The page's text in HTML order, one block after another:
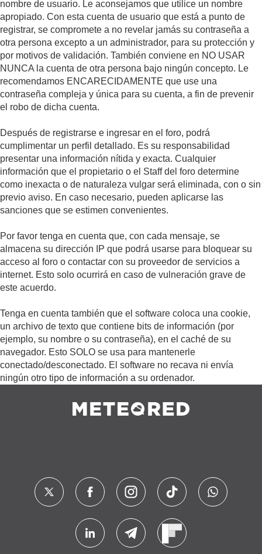
nombre de usuario. Le aconsejamos que utilice un nombre
apropiado. Con esta cuenta de usuario que está a punto de
registrar, se compromete a no revelar jamás su contraseña a
otra persona excepto a un administrador, para su protección y
por motivos de validación. También conviene en NO USAR
NUNCA la cuenta de otra persona bajo ningún concepto. Le
recomendamos ENCARECIDAMENTE que use una
contraseña compleja y única para su cuenta, a fin de prevenir
el robo de dicha cuenta.
Después de registrarse e ingresar en el foro, podrá
cumplimentar un perfil detallado. Es su responsabilidad
presentar una información nítida y exacta. Cualquier
información que el propietario o el Staff del foro determine
como inexacta o de naturaleza vulgar será eliminada, con o sin
previo aviso. En caso necesario, pueden aplicarse las
sanciones que se estimen convenientes.
Por favor tenga en cuenta que, con cada mensaje, se
almacena su dirección IP que podrá usarse para bloquear su
acceso al foro o contactar con su proveedor de servicios a
internet. Esto solo ocurrirá en caso de vulneración grave de
este acuerdo.
Tenga en cuenta también que el software coloca una cookie,
un archivo de texto que contiene bits de información (por
ejemplo, su nombre o su contraseña), en el caché de su
navegador. Esto SOLO se usa para mantenerle
conectado/desconectado. El software no recava ni envía
ningún otro tipo de información a su ordenador.